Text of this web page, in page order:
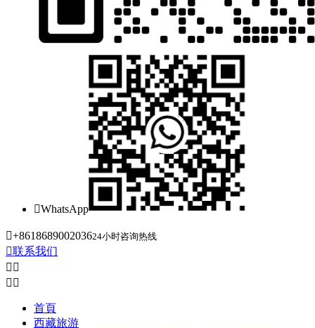
WhatsApp
+861868900203624小时咨询热线
联系我们
 
 
首頁
西藏旅游